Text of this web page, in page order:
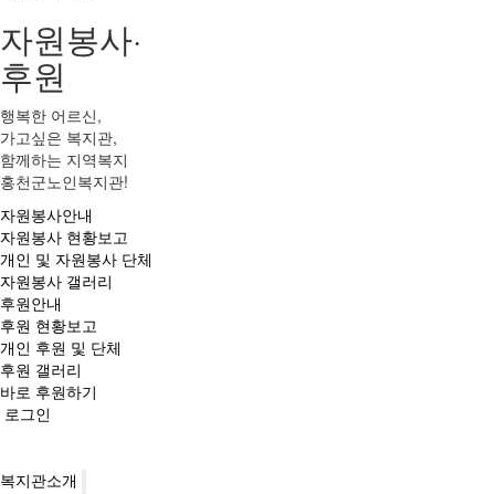
자원봉사·
후원
행복한 어르신,
가고싶은 복지관,
함께하는 지역복지
홍천군노인복지관!
자원봉사안내
자원봉사 현황보고
개인 및 자원봉사 단체
자원봉사 갤러리
후원안내
후원 현황보고
개인 후원 및 단체
후원 갤러리
바로 후원하기
로그인
복지관소개